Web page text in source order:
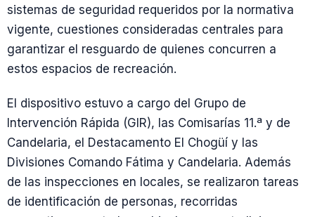
sistemas de seguridad requeridos por la normativa
vigente, cuestiones consideradas centrales para
garantizar el resguardo de quienes concurren a
estos espacios de recreación.
El dispositivo estuvo a cargo del Grupo de
Intervención Rápida (GIR), las Comisarías 11.ª y de
Candelaria, el Destacamento El Chogüí y las
Divisiones Comando Fátima y Candelaria. Además
de las inspecciones en locales, se realizaron tareas
de identificación de personas, recorridas